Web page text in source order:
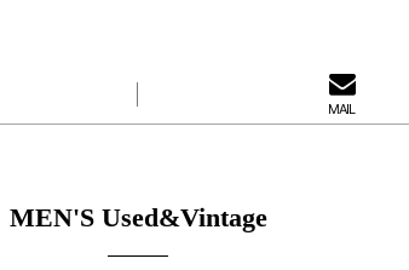
MAIL
MEN'S Used&Vintage